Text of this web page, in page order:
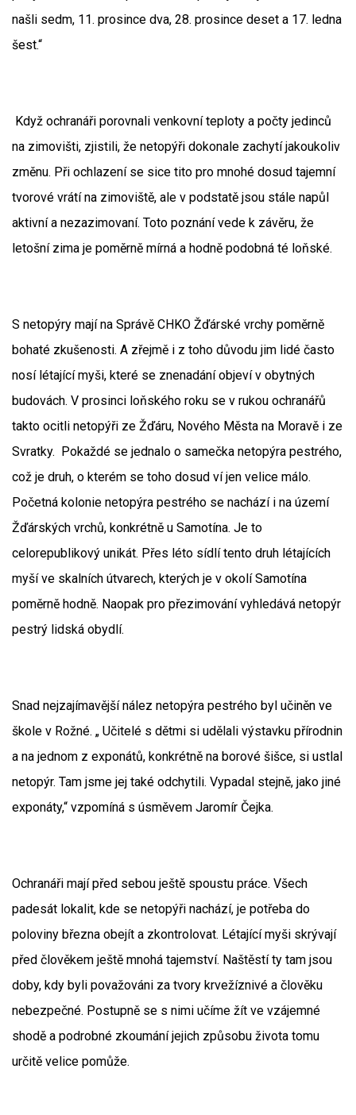
našli sedm, 11. prosince dva, 28. prosince deset a 17. ledna
šest.“
Když ochranáři porovnali venkovní teploty a počty jedinců
na zimovišti, zjistili, že netopýři dokonale zachytí jakoukoliv
změnu. Při ochlazení se sice tito pro mnohé dosud tajemní
tvorové vrátí na zimoviště, ale v podstatě jsou stále napůl
aktivní a nezazimovaní. Toto poznání vede k závěru, že
letošní zima je poměrně mírná a hodně podobná té loňské.
S netopýry mají na Správě CHKO Žďárské vrchy poměrně
bohaté zkušenosti. A zřejmě i z toho důvodu jim lidé často
nosí létající myši, které se znenadání objeví v obytných
budovách. V prosinci loňského roku se v rukou ochranářů
takto ocitli netopýři ze Žďáru, Nového Města na Moravě i ze
Svratky. Pokaždé se jednalo o samečka netopýra pestrého,
což je druh, o kterém se toho dosud ví jen velice málo.
Početná kolonie netopýra pestrého se nachází i na území
Žďárských vrchů, konkrétně u Samotína. Je to
celorepublikový unikát. Přes léto sídlí tento druh létajících
myší ve skalních útvarech, kterých je v okolí Samotína
poměrně hodně. Naopak pro přezimování vyhledává netopýr
pestrý lidská obydlí.
Snad nejzajímavější nález netopýra pestrého byl učiněn ve
škole v Rožné. „ Učitelé s dětmi si udělali výstavku přírodnin
a na jednom z exponátů, konkrétně na borové šišce, si ustlal
netopýr. Tam jsme jej také odchytili. Vypadal stejně, jako jiné
exponáty,“ vzpomíná s úsměvem Jaromír Čejka.
Ochranáři mají před sebou ještě spoustu práce. Všech
padesát lokalit, kde se netopýři nachází, je potřeba do
poloviny března obejít a zkontrolovat. Létající myši skrývají
před člověkem ještě mnohá tajemství. Naštěstí ty tam jsou
doby, kdy byli považováni za tvory krvežíznivé a člověku
nebezpečné. Postupně se s nimi učíme žít ve vzájemné
shodě a podrobné zkoumání jejich způsobu života tomu
určitě velice pomůže.